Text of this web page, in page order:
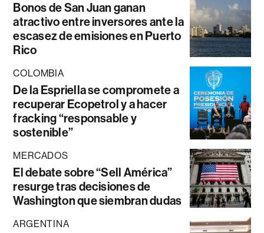
Bonos de San Juan ganan
atractivo entre inversores ante la
escasez de emisiones en Puerto
Rico
COLOMBIA
De la Espriella se compromete a
recuperar Ecopetrol y a hacer
fracking “responsable y
sostenible”
MERCADOS
El debate sobre “Sell América”
resurge tras decisiones de
Washington que siembran dudas
ARGENTINA